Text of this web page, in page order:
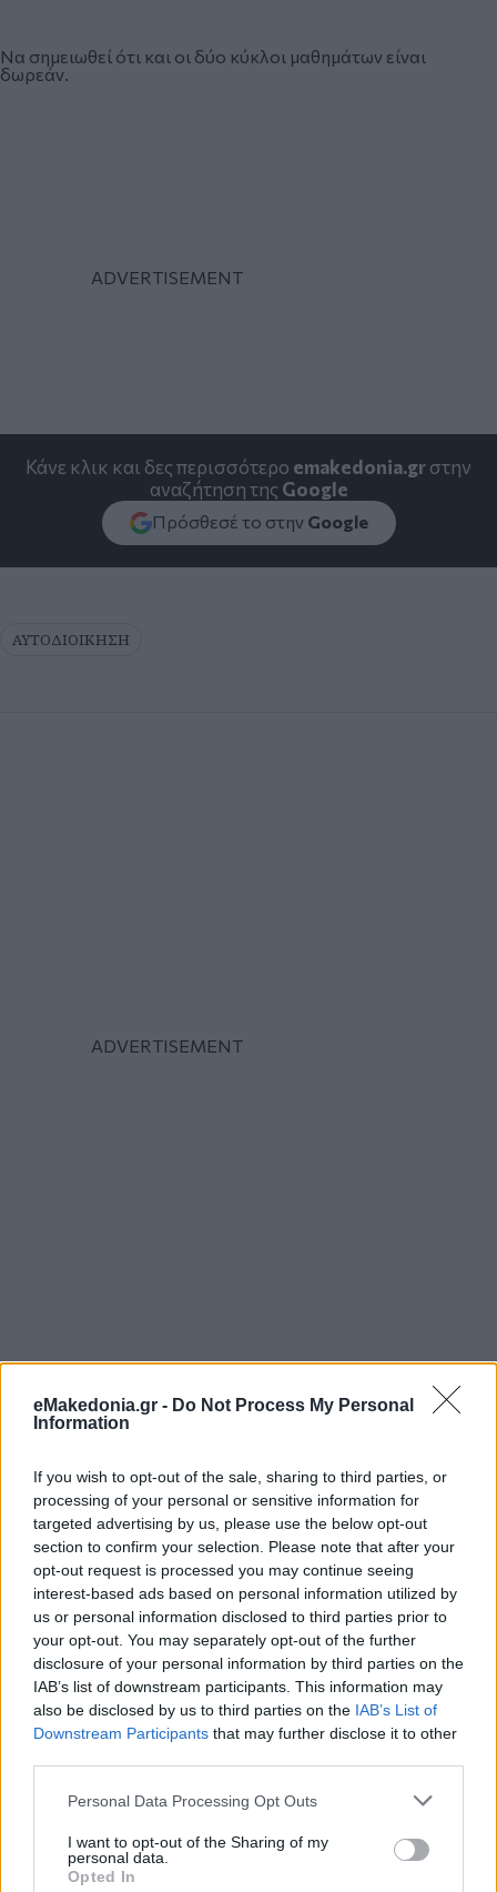
eMakedonia.gr - Do Not Process My Personal
Information
If you wish to opt-out of the sale, sharing to third parties, or
processing of your personal or sensitive information for
targeted advertising by us, please use the below opt-out
section to confirm your selection. Please note that after your
opt-out request is processed you may continue seeing
interest-based ads based on personal information utilized by
us or personal information disclosed to third parties prior to
your opt-out. You may separately opt-out of the further
disclosure of your personal information by third parties on the
IAB’s list of downstream participants. This information may
also be disclosed by us to third parties on the IAB’s List of
Downstream Participants that may further disclose it to other
Please note that this website/app uses one or more Google
not limited to your visit or usage behaviour. You may click to
grant or deny consent to Google and its third-party tags to
Personal Data Processing Opt Outs
I want to opt-out of the Sharing of my
personal data.
Opted In
Να σημειωθεί ότι και οι δύο κύκλοι μαθημάτων είναι
δωρεάν.
Κάνε κλικ και δες περισσότερο emakedonia.grστην
αναζήτηση της Google
Πρόσθεσέ το στην Google
ΑΥΤΟΔΙΟΙΚΗΣΗ